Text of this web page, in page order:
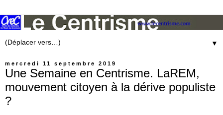
▼
mercredi 11 septembre 2019
Une Semaine en Centrisme. LaREM,
mouvement citoyen à la dérive populiste
?